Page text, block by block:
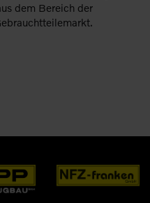
dem Bereich der